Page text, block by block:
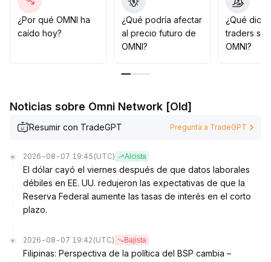
Se recomienda vigilar de cerca el área de soporte de
3.
5 USDT en el corto plazo; si los ingresos continúan
creciendo, OMNI podría contar con soporte de valor.
gradualmente en los niveles de soporte clave y
¿Por qué OMNI ha
caído hoy?
¿Qué podría afectar
al precio futuro de
OMNI?
¿Qué
traders
OMNI?
Noticias sobre Omni Network [Old]
Resumir con TradeGPT Pregunta a TradeGPT
2026-08-07 19:45 (UTC) Alcista
El dólar cayó el viernes después de que datos laborales
débiles en EE. UU. redujeron las expectativas de que la
Reserva Federal aumente las tasas de interés en el corto
plazo.
2026-08-07 19:42 (UTC) Bajista
Filipinas: Perspectiva de la política del BSP cambia –